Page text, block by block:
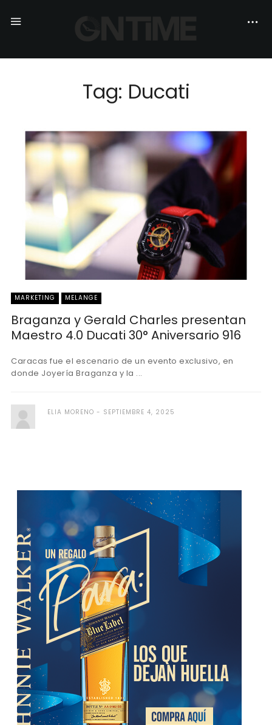
Tag: Ducati
MARKETING MELANGE
Braganza y Gerald Charles presentan
Maestro 4.0 Ducati 30° Aniversario 916
Caracas fue el escenario de un evento exclusivo, en
donde Joyería Braganza y la ...
ELIA MORENO SEPTIEMBRE 4, 2025